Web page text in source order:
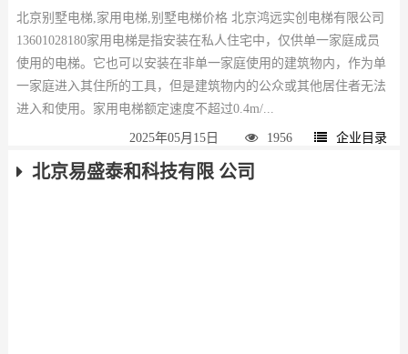
北京别墅电梯,家用电梯,别墅电梯价格 北京鸿远实创电梯有限公司
13601028180家用电梯是指安装在私人住宅中，仅供单一家庭成员
使用的电梯。它也可以安装在非单一家庭使用的建筑物内，作为单
一家庭进入其住所的工具，但是建筑物内的公众或其他居住者无法
进入和使用。家用电梯额定速度不超过0.4m/...
2025年05月15日 1956 企业目录
北京易盛泰和科技有限 公司